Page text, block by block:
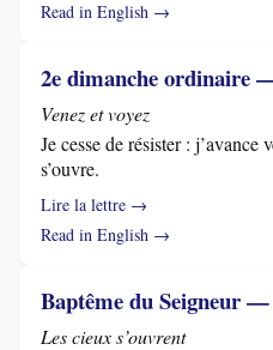
Read in English →
2e dimanche ordinaire
Venez et voyez
Je cesse de résister :
s’ouvre.
Lire la lettre →
Read in English →
Baptême du Seigneur
Les cieux s’ouvrent